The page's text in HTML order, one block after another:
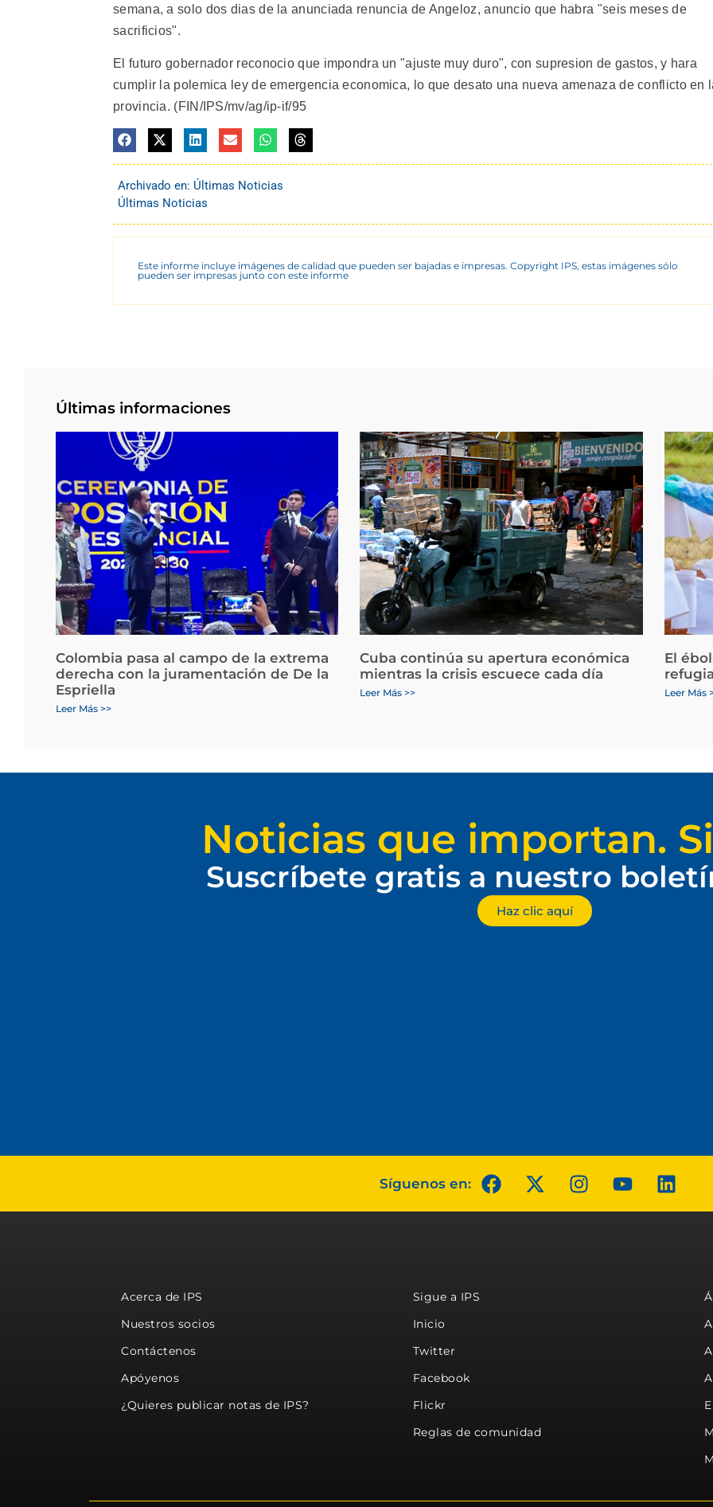
semana, a solo dos dias de la anunciada renuncia de Angeloz, anuncio que habra "seis meses de
sacrificios".
El futuro gobernador reconocio que impondra un "ajuste muy duro", con supresion de gastos, y hara
cumplir la polemica ley de emergencia economica, lo que desato una nueva amenaza de conflicto en
provincia. (FIN/IPS/mv/ag/ip-if/95
Archivado en: Últimas Noticias
Últimas Noticias
Este informe incluye imágenes de calidad que pueden ser bajadas e impresas. Copyright IPS, estas imágenes sólo
pueden ser impresas junto con este informe
Últimas informaciones
Colombia pasa al campo de la extrema
derecha con la juramentación de De la
Espriella
Leer Más >>
Cuba continúa su apertura económica
mientras la crisis escuece cada día
Leer Más >>
El
Leer Más
Noticias que importan.
Suscríbete gratis a nuestro
Haz clic aquí
Síguenos en:
Acerca de IPS
Nuestros socios
Contáctenos
Apóyenos
¿Quieres publicar notas de IPS?
Sigue a IPS
Inicio
Twitter
Facebook
Flickr
Reglas de comunidad